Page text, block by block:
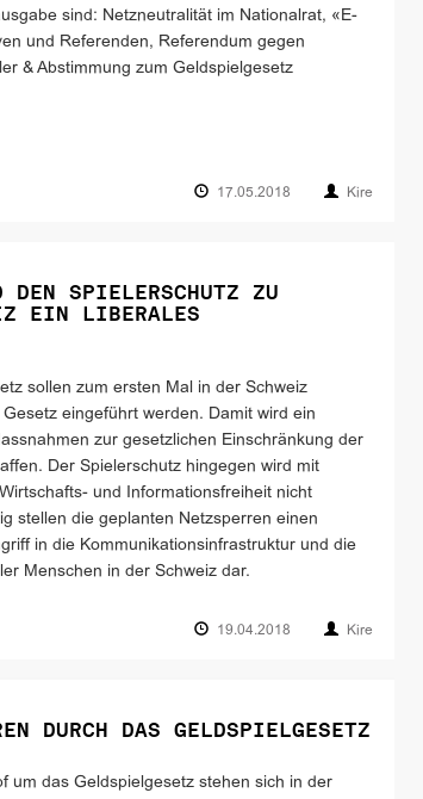
sind: Netzneutralität im Nationalrat, «E-
und Referenden, Referendum gegen
& Abstimmung zum Geldspielgesetz
17.05.2018 Kire
SPIELERSCHUTZ ZU
EIN LIBERALES
sollen zum ersten Mal in der Schweiz
eingeführt werden. Damit wird ein
zur gesetzlichen Einschränkung der
Der Spielerschutz hingegen wird mit
und Informationsfreiheit nicht
stellen die geplanten Netzsperren einen
in die Kommunikationsinfrastruktur und die
Menschen in der Schweiz dar.
19.04.2018 Kire
DURCH DAS GELDSPIELGESETZ
um das Geldspielgesetz stehen sich in der